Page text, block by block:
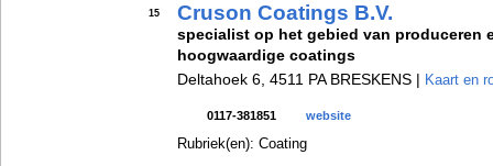
15 Cruson Coatings B.V.
specialist op het gebied van produceren
hoogwaardige coatings
Deltahoek 6, 4511 PA BRESKENS | Kaart en
0117-381851 website
Rubriek(en): Coating